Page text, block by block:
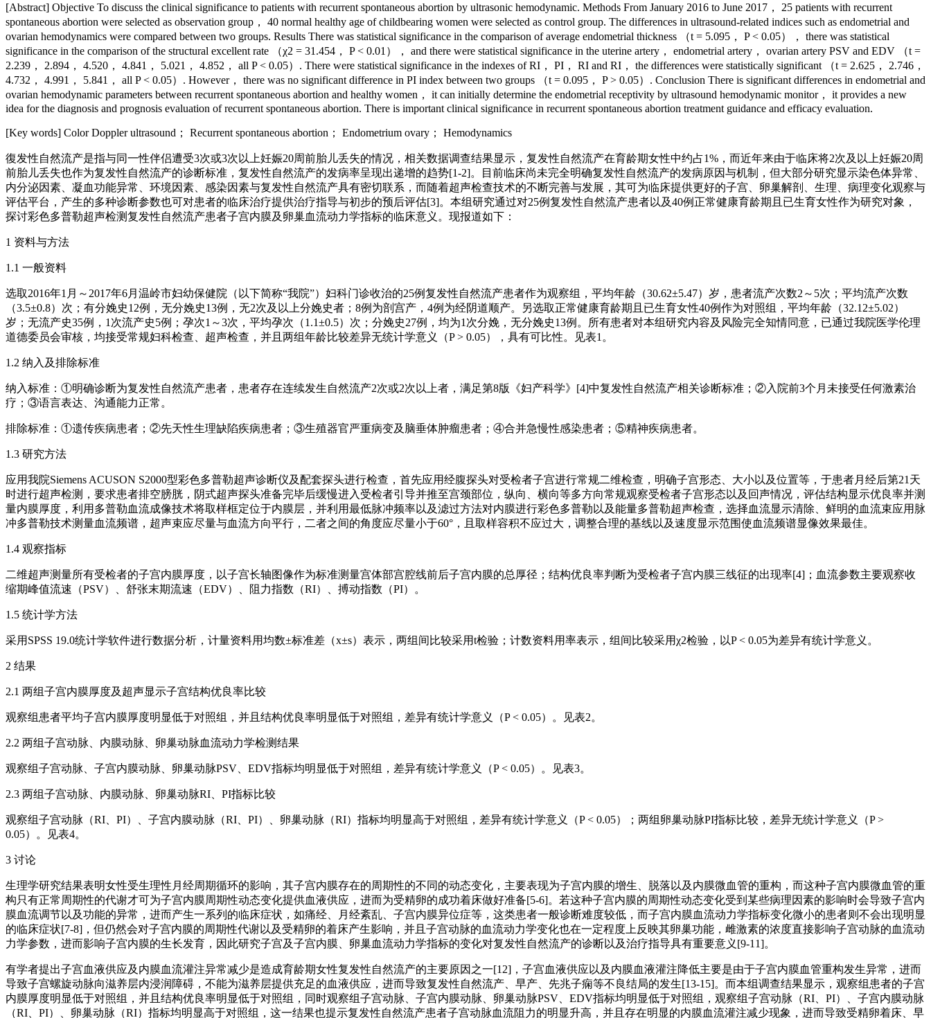
[Abstract] Objective To discuss the clinical significance to patients with recurrent spontaneous abortion by ultrasonic hemodynamic. Methods From January 2016 to June 2017， 25 patients with recurrent
spontaneous abortion were selected as observation group， 40 normal healthy age of childbearing women were selected as control group. The differences in ultrasound-related indices such as endometrial and
ovarian hemodynamics were compared between two groups. Results There was statistical significance in the comparison of average endometrial thickness （t = 5.095， P < 0.05）， there was statistical
significance in the comparison of the structural excellent rate （χ2 = 31.454， P < 0.01）， and there were statistical significance in the uterine artery， endometrial artery， ovarian artery PSV and EDV （t =
2.239， 2.894， 4.520， 4.841， 5.021， 4.852， all P < 0.05）. There were statistical significance in the indexes of RI， PI， RI and RI， the differences were statistically significant （t = 2.625， 2.746，
4.732， 4.991， 5.841， all P < 0.05）. However， there was no significant difference in PI index between two groups （t = 0.095， P > 0.05）. Conclusion There is significant differences in endometrial and
ovarian hemodynamic parameters between recurrent spontaneous abortion and healthy women， it can initially determine the endometrial receptivity by ultrasound hemodynamic monitor， it provides a new
idea for the diagnosis and prognosis evaluation of recurrent spontaneous abortion. There is important clinical significance in recurrent spontaneous abortion treatment guidance and efficacy evaluation.
[Key words] Color Doppler ultrasound； Recurrent spontaneous abortion； Endometrium ovary； Hemodynamics
復发性自然流产是指与同一性伴侣遭受3次或3次以上妊娠20周前胎儿丢失的情况，相关数据调查结果显示，复发性自然流产在育龄期女性中约占1%，而近年来由于临床将2次及以上妊娠20周
前胎儿丢失也作为复发性自然流产的诊断标准，复发性自然流产的发病率呈现出递增的趋势[1-2]。目前临床尚未完全明确复发性自然流产的发病原因与机制，但大部分研究显示染色体异常、
内分泌因素、凝血功能异常、环境因素、感染因素与复发性自然流产具有密切联系，而随着超声检查技术的不断完善与发展，其可为临床提供更好的子宫、卵巢解剖、生理、病理变化观察与
评估平台，产生的多种诊断参数也可对患者的临床治疗提供治疗指导与初步的预后评估[3]。本组研究通过对25例复发性自然流产患者以及40例正常健康育龄期且已生育女性作为研究对象，
探讨彩色多普勒超声检测复发性自然流产患者子宫内膜及卵巢血流动力学指标的临床意义。现报道如下：
1 资料与方法
1.1 一般资料
选取2016年1月～2017年6月温岭市妇幼保健院（以下简称“我院”）妇科门诊收治的25例复发性自然流产患者作为观察组，平均年龄（30.62±5.47）岁，患者流产次数2～5次；平均流产次数
（3.5±0.8）次；有分娩史12例，无分娩史13例，无2次及以上分娩史者；8例为剖宫产，4例为经阴道顺产。另选取正常健康育龄期且已生育女性40例作为对照组，平均年龄（32.12±5.02）
岁；无流产史35例，1次流产史5例；孕次1～3次，平均孕次（1.1±0.5）次；分娩史27例，均为1次分娩，无分娩史13例。所有患者对本组研究内容及风险完全知情同意，已通过我院医学伦理
道德委员会审核，均接受常规妇科检查、超声检查，并且两组年龄比较差异无统计学意义（P > 0.05），具有可比性。见表1。
1.2 纳入及排除标准
纳入标准：①明确诊断为复发性自然流产患者，患者存在连续发生自然流产2次或2次以上者，满足第8版《妇产科学》[4]中复发性自然流产相关诊断标准；②入院前3个月未接受任何激素治
疗；③语言表达、沟通能力正常。
排除标准：①遗传疾病患者；②先天性生理缺陷疾病患者；③生殖器官严重病变及脑垂体肿瘤患者；④合并急慢性感染患者；⑤精神疾病患者。
1.3 研究方法
应用我院Siemens ACUSON S2000型彩色多普勒超声诊断仪及配套探头进行检查，首先应用经腹探头对受检者子宫进行常规二维检查，明确子宫形态、大小以及位置等，于患者月经后第21天
时进行超声检测，要求患者排空膀胱，阴式超声探头准备完毕后缓慢进入受检者引导并推至宫颈部位，纵向、横向等多方向常规观察受检者子宫形态以及回声情况，评估结构显示优良率并测
量内膜厚度，利用多普勒血流成像技术将取样框定位于内膜层，并利用最低脉冲频率以及滤过方法对内膜进行彩色多普勒以及能量多普勒超声检查，选择血流显示清除、鲜明的血流束应用脉
冲多普勒技术测量血流频谱，超声束应尽量与血流方向平行，二者之间的角度应尽量小于60°，且取样容积不应过大，调整合理的基线以及速度显示范围使血流频谱显像效果最佳。
1.4 观察指标
二维超声测量所有受检者的子宫内膜厚度，以子宫长轴图像作为标准测量宫体部宫腔线前后子宫内膜的总厚径；结构优良率判断为受检者子宫内膜三线征的出现率[4]；血流参数主要观察收
缩期峰值流速（PSV）、舒张末期流速（EDV）、阻力指数（RI）、搏动指数（PI）。
1.5 统计学方法
采用SPSS 19.0统计学软件进行数据分析，计量资料用均数±标准差（x±s）表示，两组间比较采用t检验；计数资料用率表示，组间比较采用χ2检验，以P < 0.05为差异有统计学意义。
2 结果
2.1 两组子宫内膜厚度及超声显示子宫结构优良率比较
观察组患者平均子宫内膜厚度明显低于对照组，并且结构优良率明显低于对照组，差异有统计学意义（P < 0.05）。见表2。
2.2 两组子宫动脉、内膜动脉、卵巢动脉血流动力学检测结果
观察组子宫动脉、子宫内膜动脉、卵巢动脉PSV、EDV指标均明显低于对照组，差异有统计学意义（P < 0.05）。见表3。
2.3 两组子宫动脉、内膜动脉、卵巢动脉RI、PI指标比较
观察组子宫动脉（RI、PI）、子宫内膜动脉（RI、PI）、卵巢动脉（RI）指标均明显高于对照组，差异有统计学意义（P < 0.05）；两组卵巢动脉PI指标比较，差异无统计学意义（P >
0.05）。见表4。
3 讨论
生理学研究结果表明女性受生理性月经周期循环的影响，其子宫内膜存在的周期性的不同的动态变化，主要表现为子宫内膜的增生、脱落以及内膜微血管的重构，而这种子宫内膜微血管的重
构只有正常周期性的代谢才可为子宫内膜周期性动态变化提供血液供应，进而为受精卵的成功着床做好准备[5-6]。若这种子宫内膜的周期性动态变化受到某些病理因素的影响时会导致子宫内
膜血流调节以及功能的异常，进而产生一系列的临床症状，如痛经、月经紊乱、子宫内膜异位症等，这类患者一般诊断难度较低，而子宫内膜血流动力学指标变化微小的患者则不会出现明显
的临床症状[7-8]，但仍然会对子宫内膜的周期性代谢以及受精卵的着床产生影响，并且子宫动脉的血流动力学变化也在一定程度上反映其卵巢功能，雌激素的浓度直接影响子宫动脉的血流动
力学参数，进而影响子宫内膜的生长发育，因此研究子宫及子宫内膜、卵巢血流动力学指标的变化对复发性自然流产的诊断以及治疗指导具有重要意义[9-11]。
有学者提出子宫血液供应及内膜血流灌注异常减少是造成育龄期女性复发性自然流产的主要原因之一[12]，子宫血液供应以及内膜血液灌注降低主要是由于子宫内膜血管重构发生异常，进而
导致子宫螺旋动脉向滋养层内浸润障碍，不能为滋养层提供充足的血液供应，进而导致复发性自然流产、早产、先兆子痫等不良结局的发生[13-15]。而本组调查结果显示，观察组患者的子宫
内膜厚度明显低于对照组，并且结构优良率明显低于对照组，同时观察组子宫动脉、子宫内膜动脉、卵巢动脉PSV、EDV指标均明显低于对照组，观察组子宫动脉（RI、PI）、子宫内膜动脉
（RI、PI）、卵巢动脉（RI）指标均明显高于对照组，这一结果也提示复发性自然流产患者子宫动脉血流阻力的明显升高，并且存在明显的内膜血流灌注减少现象，进而导致受精卵着床、早